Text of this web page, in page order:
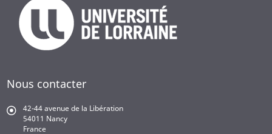
Nous contacter
42-44 avenue de la Libération
54011 Nancy
France